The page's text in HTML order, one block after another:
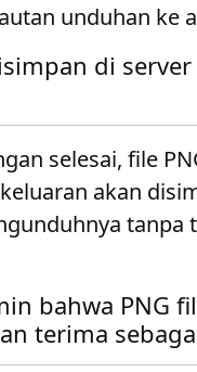
unduhan ke
di server
selesai, file
akan
tanpa
bahwa PNG
terima